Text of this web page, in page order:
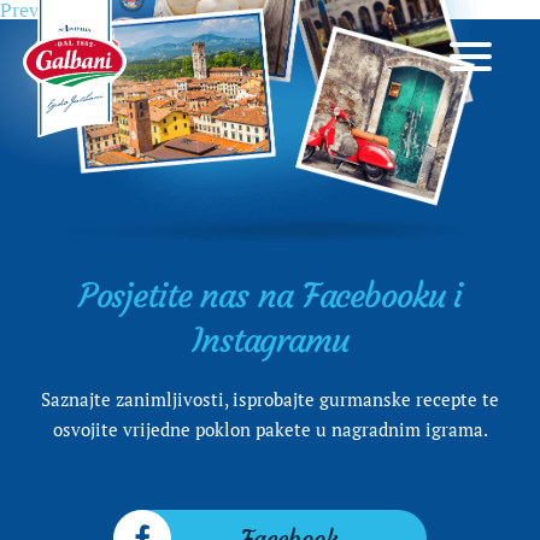
Navigacija
objava
Previous Previous
post:
Kako biti Talijan za stolom
Posjetite nas na Facebooku i
Instagramu
Saznajte zanimljivosti, isprobajte gurmanske recepte te
osvojite vrijedne poklon pakete u nagradnim igrama.